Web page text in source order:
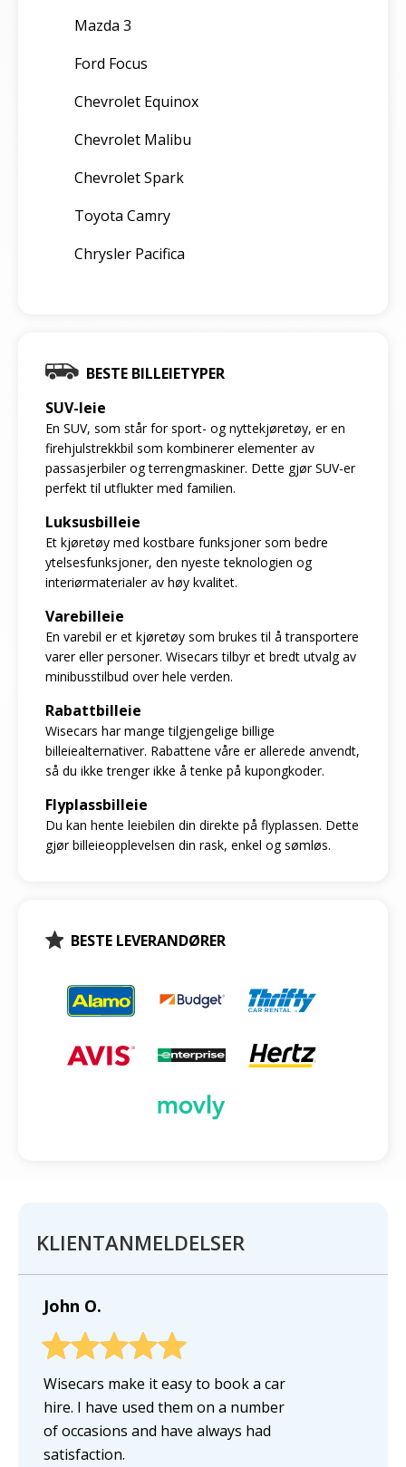
Mazda 3
Ford Focus
Chevrolet Equinox
Chevrolet Malibu
Chevrolet Spark
Toyota Camry
Chrysler Pacifica
BESTE BILLEIETYPER
SUV-leie
En SUV, som står for sport- og nyttekjøretøy, er en
firehjulstrekkbil som kombinerer elementer av
passasjerbiler og terrengmaskiner. Dette gjør SUV-er
perfekt til utflukter med familien.
Luksusbilleie
Et kjøretøy med kostbare funksjoner som bedre
ytelsesfunksjoner, den nyeste teknologien og
interiørmaterialer av høy kvalitet.
Varebilleie
En varebil er et kjøretøy som brukes til å transportere
varer eller personer. Wisecars tilbyr et bredt utvalg av
minibusstilbud over hele verden.
Rabattbilleie
Wisecars har mange tilgjengelige billige
billeiealternativer. Rabattene våre er allerede anvendt,
så du ikke trenger ikke å tenke på kupongkoder.
Flyplassbilleie
Du kan hente leiebilen din direkte på flyplassen. Dette
gjør billeieopplevelsen din rask, enkel og sømløs.
BESTE LEVERANDØRER
KLIENTANMELDELSER
John O.
Wisecars make it easy to book a car
hire. I have used them on a number
of occasions and have always had
satisfaction.